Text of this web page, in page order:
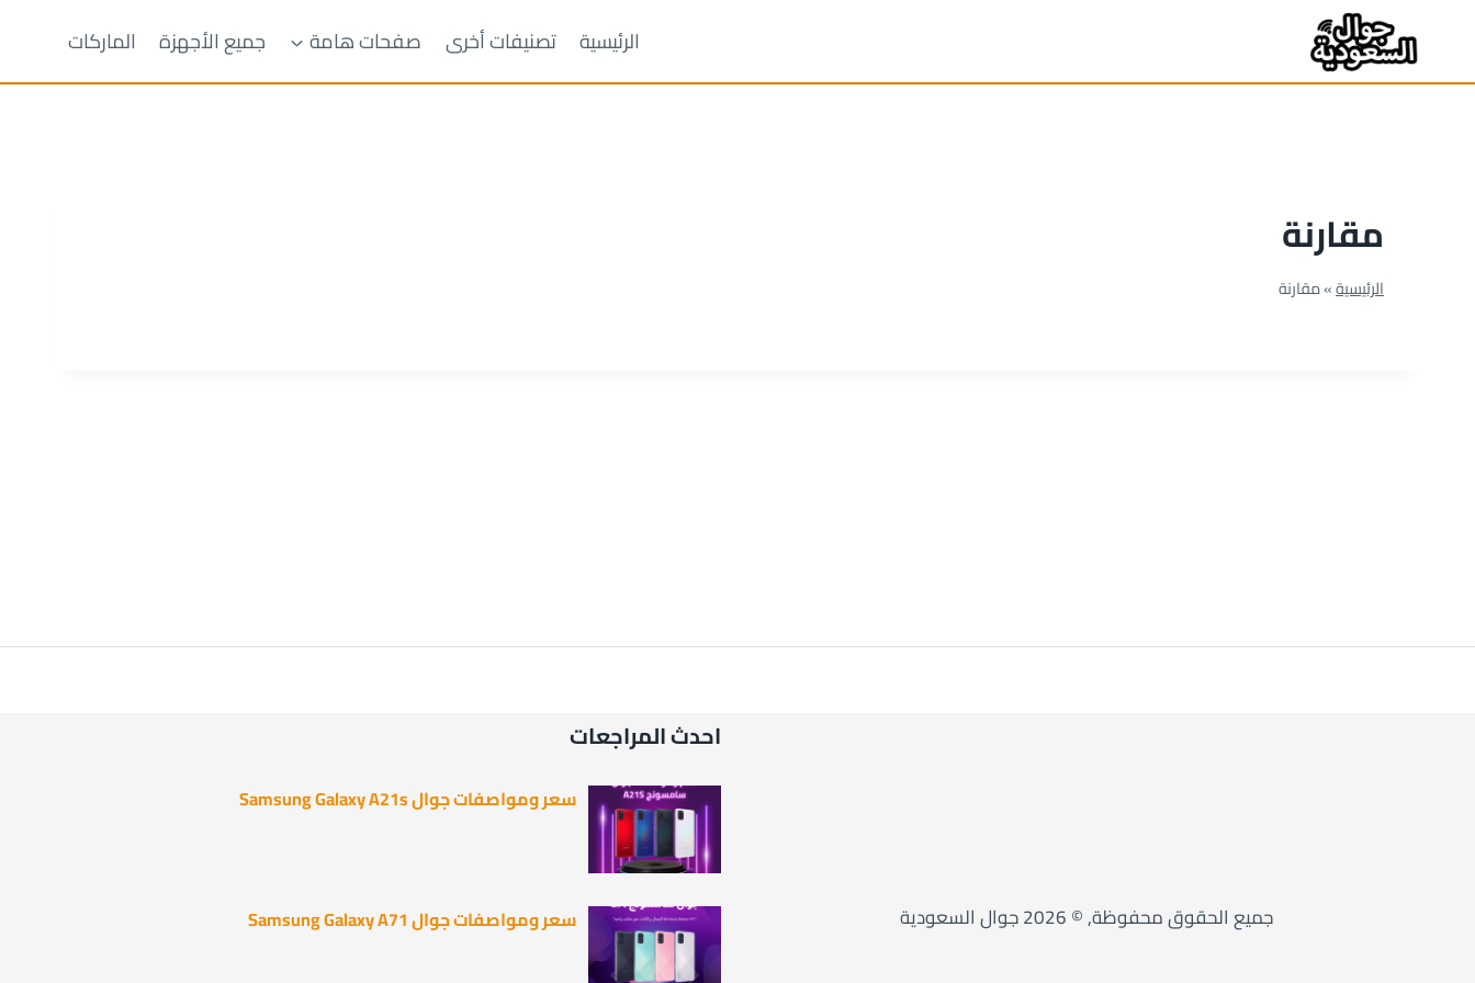
المحتوى
الرئيسية تصنيفات أخرى صفحات هامة جميع الأجهزة الماركات
مقارنة
الرئيسية»مقارنة
جميع الحقوق محفوظة, © 2026 جوال السعودية
احدث المراجعات
سعر ومواصفات جوال Samsung Galaxy A21s
سعر ومواصفات جوال Samsung Galaxy A71